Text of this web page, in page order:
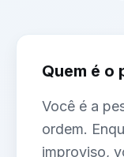
Quem é o
Você é a
ordem.
improviso,